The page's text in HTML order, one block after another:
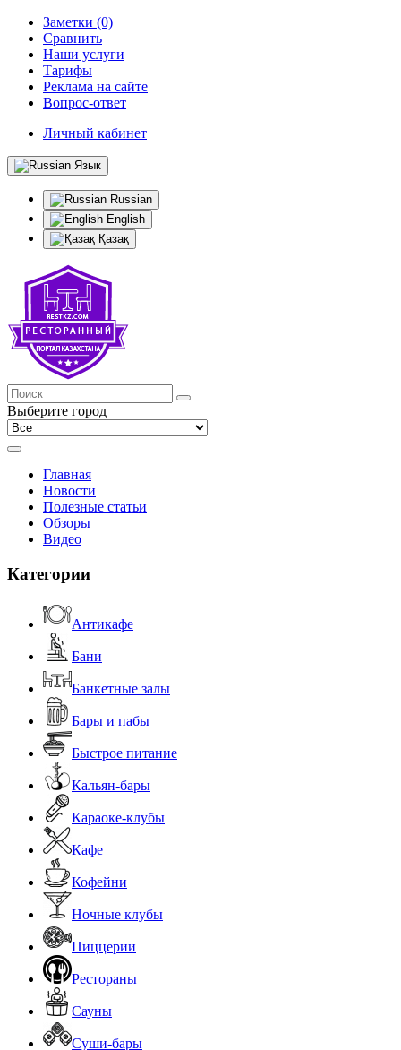
Заметки (0)
Сравнить
Наши услуги
Тарифы
Реклама на сайте
Вопрос-ответ
Личный кабинет
Язык
Russian
English
Қазақ
Выберите город
Главная
Новости
Полезные статьи
Обзоры
Видео
Категории
Антикафе
Бани
Банкетные залы
Бары и пабы
Быстрое питание
Кальян-бары
Караоке-клубы
Кафе
Кофейни
Ночные клубы
Пиццерии
Рестораны
Сауны
Суши-бары